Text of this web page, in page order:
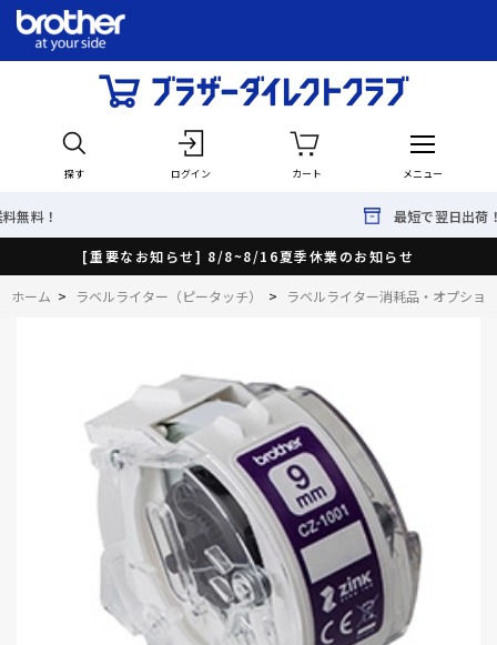
探す ログイン カート メニュー
最短で翌日出荷！
[重要なお知らせ] 8/8~8/16夏季休業のお知らせ
ホーム > ラベルライター（ピータッチ） > ラベルライター消耗品・オプショ